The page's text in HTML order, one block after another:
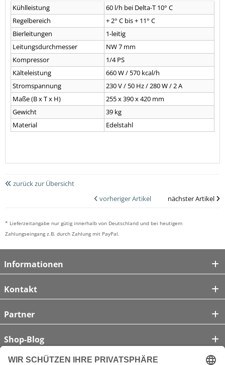
Kühlleistung
60 l/h bei Delta-T 10° C
Regelbereich
+ 2° C bis + 11° C
Bierleitungen
1-leitig
Leitungsdurchmesser
NW 7 mm
Kompressor
1/4 PS
Kälteleistung
660 W / 570 kcal/h
Stromspannung
230 V / 50 Hz / 280 W / 2 A
Maße (B x T x H)
255 x 390 x 420 mm
Gewicht
39 kg
Material
Edelstahl
zurück zur Übersicht
vorheriger Artikel
nächster Artikel
* Lieferzeitangabe nur gütig innerhalb von Deutschland und bei heutigem
Zahlungseingang z.B. durch Zahlung mit PayPal.
Informationen
Shop-Blog
Partner
Kontakt